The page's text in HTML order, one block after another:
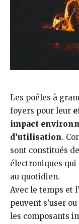
Les poêles à
foyers pour leur
impact
d’utilisation.
sont constitués
électroniques
au quotidien.
Avec le temps et
peuvent s’user
les composants